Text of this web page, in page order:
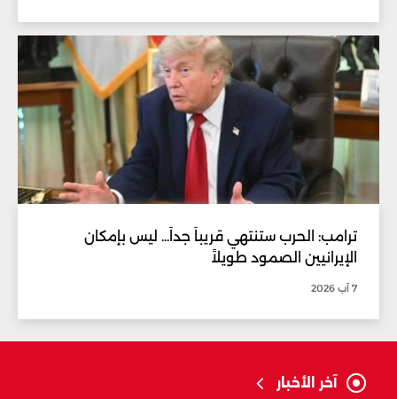
ترامب: الحرب ستنتهي قريباً جداً... ليس بإمكان
الإيرانيين الصمود طويلاً
7 آب 2026
آخر الأخبار